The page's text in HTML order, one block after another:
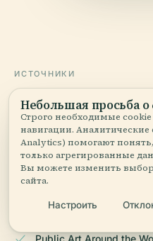
ИСТОЧНИКИ
Проверенои
Исследовано и написано
историческим
и местным знаниям.
Public Art Around the
Небольшая просьба о
Строго необходимые
навигации. Аналитические
Analytics) помогают
только агрегированные
Вы можете изменить
сайта.
Настроить